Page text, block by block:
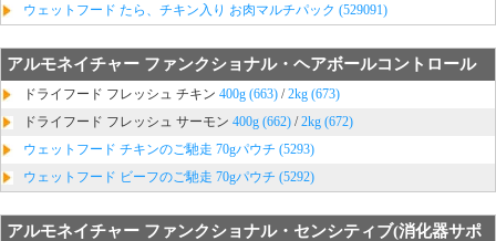
ウェットフード たら、チキン入り お肉マルチパック (529091)
アルモネイチャー ファンクショナル・ヘアボールコントロール
ドライフード フレッシュ チキン 400g (663) /2kg (673)
ドライフード フレッシュ サーモン 400g (662) /2kg (672)
ウェットフード チキンのご馳走 70gパウチ (5293)
ウェットフード ビーフのご馳走 70gパウチ (5292)
アルモネイチャー ファンクショナル・センシティブ(消化器サポ